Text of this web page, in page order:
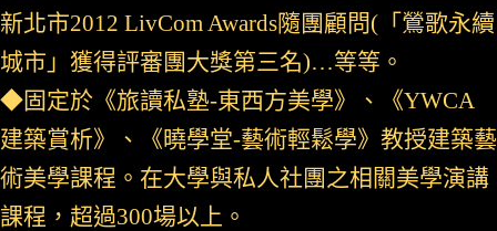
新北市2012 LivCom Awards隨團顧問(「鶯歌永續
城市」獲得評審團大獎第三名)…等等。
◆固定於《旅讀私塾-東西方美學》、《YWCA
建築賞析》、《曉學堂-藝術輕鬆學》教授建築藝
術美學課程。在大學與私人社團之相關美學演講
課程，超過300場以上。